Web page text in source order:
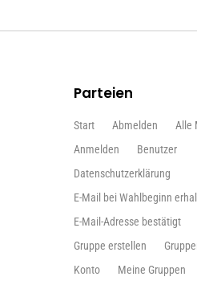
Parteien
Start Abmelden
Alle
Anmelden
Benutzer
Datenschutzerklärung
E-Mail bei Wahlbeginn
E-Mail-Adresse bestätigt
Gruppe erstellen
Konto
Meine Gruppen